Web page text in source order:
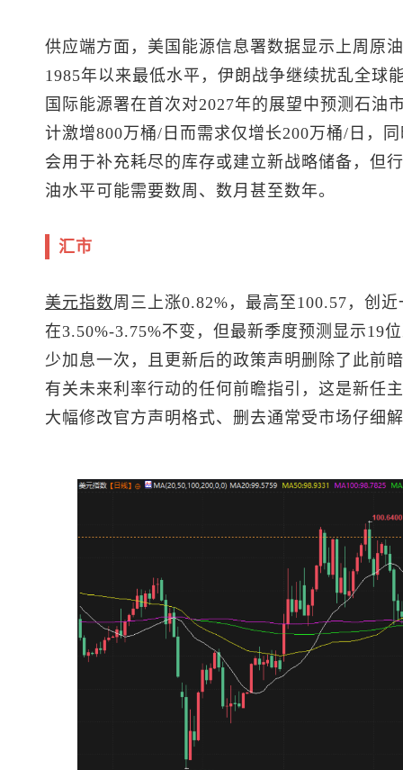
供应端方面，美国能源信息署数据显示上周原
1985年以来最低水平，伊朗战争继续扰乱全球
国际能源署在首次对2027年的展望中预测石油
计激增800万桶/日而需求仅增长200万桶/日，
会用于补充耗尽的库存或建立新战略储备，但
油水平可能需要数周、数月甚至数年。
汇市
美元指数周三上涨0.82%，最高至100.57，创
在3.50%-3.75%不变，但最新季度预测显示19
少加息一次，且更新后的政策声明删除了此前
有关未来利率行动的任何前瞻指引，这是新
大幅修改官方声明格式、删去通常受市场仔细